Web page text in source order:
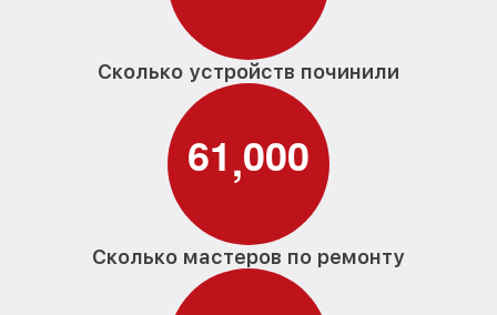
Сколько устройств починили
61,000
Сколько мастеров по ремонту